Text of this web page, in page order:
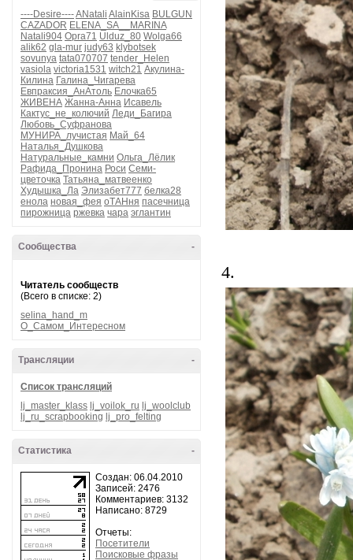
----Desire----ANatali AlainKisa BULGUN
CAZADOR ELENA_SA__MARINA
Natali904 Opra71 Ulduz_80 Wolga66
alik62 gla-mur judy63 klybotsek
sovunya tata070707 tender_Helen
vasiola victoria1531 witch21 Акулина-
Килина Галина_Чигарева
Евпраксия_АнАтоль Елочка65
ЖИВЕНА Жанна-Анна Исавель
Кактус_не_колючий Леди_Багира
Любовь_Суфранова
МУНИРА_лучистая Май_64
Наталья_Душкова
Натуральные_камни Ольга_Лёлик
Рафида_Пронина Роси Семи-
цветочка Татьяна_матвеенко
Худышка_Ла Элизабет777 белка28
енола новая_фея оТАНня пасечница
пирожница ржевка чара эглантин
-
Сообщества
Читатель сообществ
(Всего в списке: 2)
selina_hand_m
О_Самом_Интересном
-
Трансляции
Список трансляций
lj_master_klass lj_voilok_ru lj_woolclub
lj_ru_scrapbooking lj_pro_felting
-
Статистика
Создан: 06.04.2010
Записей: 2476
Комментариев: 3132
Написано: 8729
Отчеты:
Посетители
Поисковые фразы
4.